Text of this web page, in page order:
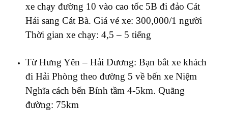
xe chạy đường 10 vào cao tốc 5B đi đảo Cát
Hải sang Cát Bà. Giá vé xe: 300,000/1 người
Thời gian xe chạy: 4,5 – 5 tiếng
Từ Hưng Yên – Hải Dương: Bạn bắt xe khách
đi Hải Phòng theo đường 5 về bến xe Niệm
Nghĩa cách bến Bính tầm 4-5km. Quãng
đường: 75km